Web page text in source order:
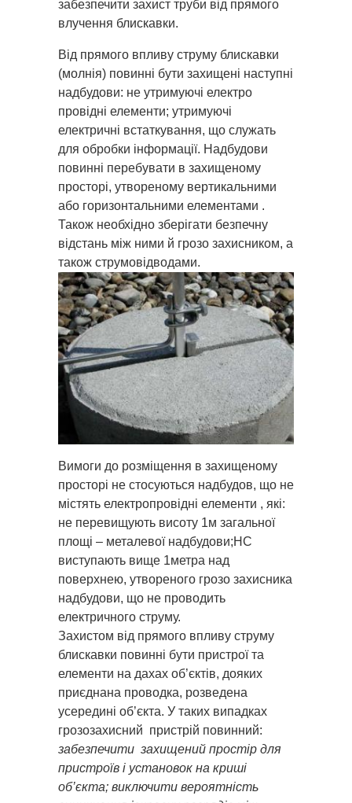
забезпечити захист труби від прямого
влучення блискавки.
Від прямого впливу струму блискавки
(молнія) повинні бути захищені наступні
надбудови: не утримуючі електро
провідні елементи; утримуючі
електричні встаткування, що служать
для обробки інформації. Надбудови
повинні перебувати в захищеному
просторі, утвореному вертикальними
або горизонтальними елементами .
Також необхідно зберігати безпечну
відстань між ними й грозо захисником, а
також струмовідводами.
Вимоги до розміщення в захищеному
просторі не стосуються надбудов, що не
містять електропровідні елементи , які:
не перевищують висоту 1м загальної
площі – металевої надбудови;НС
виступають вище 1метра над
поверхнею, утвореного грозо захисника
надбудови, що не проводить
електричного струму.
Захистом від прямого впливу струму
блискавки повинні бути пристрої та
елементи на дахах об’єктів, дояких
приєднана проводка, розведена
усередині об’єкта. У таких випадках
грозозахисний пристрій повинний:
забезпечити захищений простір для
пристроїв і установок на криші
об’єкта; виключити вероятність